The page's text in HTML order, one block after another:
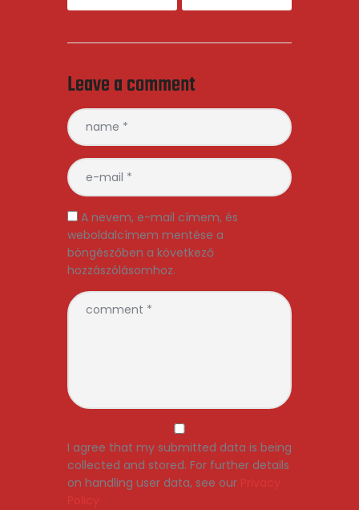
Leave a comment
A nevem, e-mail címem, és
weboldalcímem mentése a
böngészőben a következő
hozzászólásomhoz.
I agree that my submitted data is being
collected and stored. For further details
on handling user data, see our Privacy
Policy